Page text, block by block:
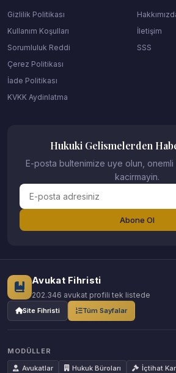
Gizlilik Politikası
Kullanım Koşulları
Sorumluluk Reddi
Çerez Politikası
İade Politikası
KVKK Aydinlatma
İletişim
SSS
Hukuki Gelismelerden
E-posta bultenimize uye olun,
kacirmayin.
Abone Ol
Avukat Fihristi
202.346 avukat profili tek listede
Site Fihristi Tüm Sayfalar
MODÜLLER
Avukatlar
Hukuk Büroları İçtihat